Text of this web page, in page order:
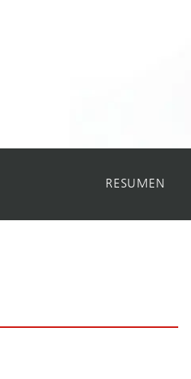
RESUMEN